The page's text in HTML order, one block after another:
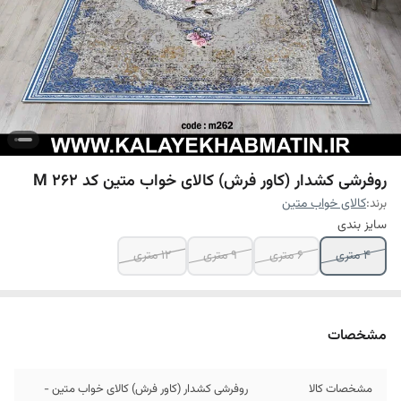
روفرشی کشدار (کاور فرش) کالای خواب متین کد M 262
برند:کالای خواب متین
سایز بندی
4 متری
6 متری 9 متری 12 متری
مشخصات
مشخصات کالا
روفرشی کشدار (کاور فرش) کالای خواب متین -